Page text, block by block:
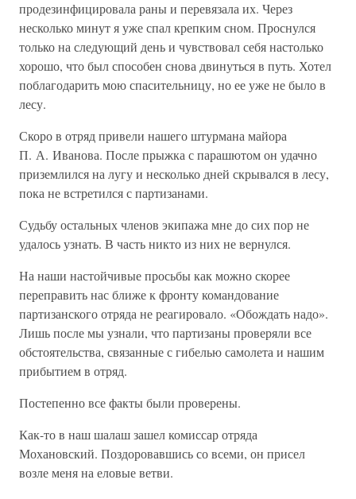
продезинфицировала раны и перевязала их. Через
несколько минут я уже спал крепким сном. Проснулся
только на следующий день и чувствовал себя настолько
хорошо, что был способен снова двинуться в путь. Хотел
поблагодарить мою спасительницу, но ее уже не было в
лесу.
Скоро в отряд привели нашего штурмана майора
П. А. Иванова. После прыжка с парашютом он удачно
приземлился на лугу и несколько дней скрывался в лесу,
пока не встретился с партизанами.
Судьбу остальных членов экипажа мне до сих пор не
удалось узнать. В часть никто из них не вернулся.
На наши настойчивые просьбы как можно скорее
переправить нас ближе к фронту командование
партизанского отряда не реагировало. «Обождать надо».
Лишь после мы узнали, что партизаны проверяли все
обстоятельства, связанные с гибелью самолета и нашим
прибытием в отряд.
Постепенно все факты были проверены.
Как-то в наш шалаш зашел комиссар отряда
Мохановский. Поздоровавшись со всеми, он присел
возле меня на еловые ветви.